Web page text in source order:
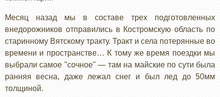
СТАРИННЫХ
МАРШРУТОВ
И
СЕЛО
БУШНЕВО.
Месяц назад мы в составе трех подготовленных
внедорожников отправились в Костромскую область по
старинному Вятскому тракту. Тракт и села потерянные во
времени и пространстве… К тому же время поездки мы
выбрали самое "сочное" — там на майские по сути была
ранняя весна, даже лежал снег и был лед до 50мм
толщиной.